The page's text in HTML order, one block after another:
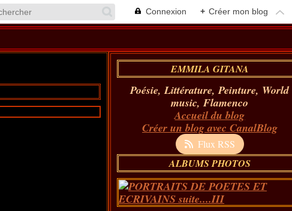
Connexion + Créer mon blog
EMMILA GITANA
Poésie, Littérature, Peinture, World
music, Flamenco
Accueil du blog
Créer un blog avec CanalBlog
Flux RSS
ALBUMS PHOTOS